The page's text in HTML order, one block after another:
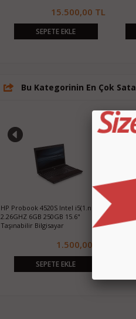
110,00 TL
SEPETE EKLE
Bu Kategorinin En Çok
%%55
Amazon Fire HD 10 2019 2 GB 32
GB 10.1" Tablet Beyaz
1.200,00 TL
SEPETE EKLE
Fi